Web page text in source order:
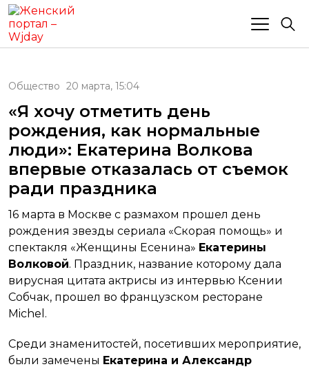
Общество 20 марта, 15:04
«Я хочу отметить день
рождения, как нормальные
люди»: Екатерина Волкова
впервые отказалась от съемок
ради праздника
16 марта в Москве с размахом прошел день
рождения звезды сериала «Скорая помощь» и
спектакля «Женщины Есенина» Екатерины
Волковой. Праздник, название которому дала
вирусная цитата актрисы из интервью Ксении
Собчак, прошел во французском ресторане
Michel.
Среди знаменитостей, посетивших мероприятие,
были замечены Екатерина и Александр